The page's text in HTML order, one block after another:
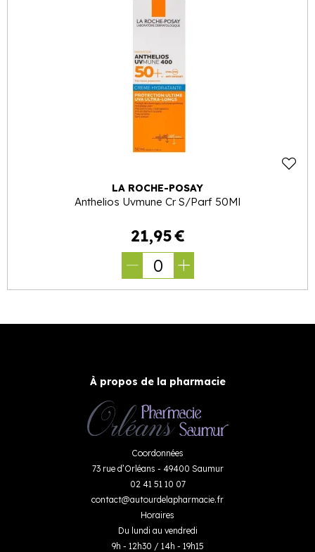
LA ROCHE-POSAY
Anthelios Uvmune Cr S/Parf 50Ml
21,95€
0
À propos de la pharmacie
Coordonnées
73 rue d’Orléans - 49400 Saumur
02 41 51 10 07
contact@autourdelapharmacie.fr
Horaires
Du lundi au vendredi
9h - 12h30 / 14h - 19h15